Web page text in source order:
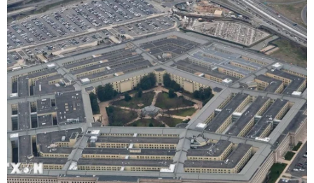
Lo ngại dịch COVID-19, V-League 2020 sẽ
tạm hoãn đến hết tháng Ba